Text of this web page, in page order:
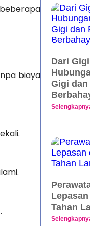
biaya
Dari
Gigi
Tahan